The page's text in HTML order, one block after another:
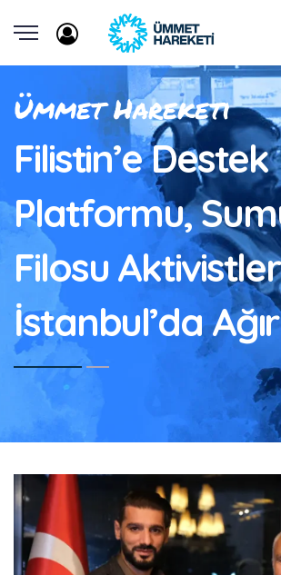
Ümmet Hareketi
Filistin’e Destek
Platformu,
Filosu
İstanbul’da